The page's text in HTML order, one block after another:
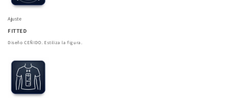
Ajuste
FITTED
Diseño CEÑIDO. Estiliza la figura.